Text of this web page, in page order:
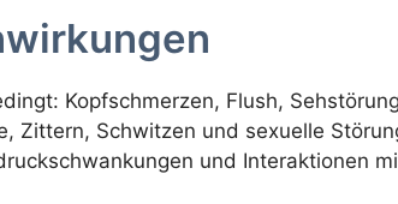
Kopfschmerzen, Flush,
Zittern, Schwitzen und sexuelle
und Interaktionen